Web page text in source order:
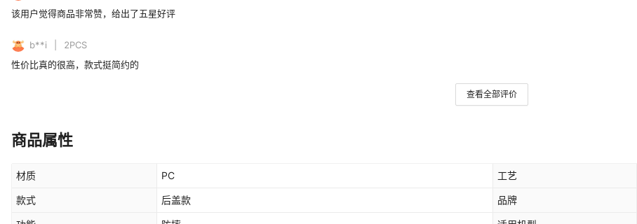
该用户觉得商品非常赞，给出了五星好评
b**i 2PCS
性价比真的很高，款式挺简约的
查看全部评价
商品属性
材质 PC 工艺
款式 后盖款 品牌